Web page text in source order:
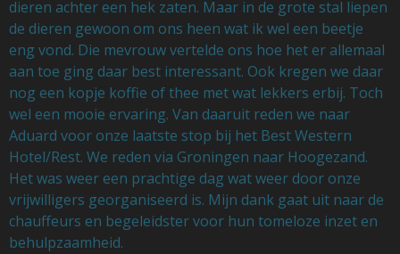
dieren achter een hek zaten. Maar in de grote stal liepen
de dieren gewoon om ons heen wat ik wel een beetje
eng vond. Die mevrouw vertelde ons hoe het er allemaal
aan toe ging daar best interessant. Ook kregen we daar
nog een kopje koffie of thee met wat lekkers erbij. Toch
wel een mooie ervaring. Van daaruit reden we naar
Aduard voor onze laatste stop bij het Best Western
Hotel/Rest. We reden via Groningen naar Hoogezand.
Het was weer een prachtige dag wat weer door onze
vrijwilligers georganiseerd is. Mijn dank gaat uit naar de
chauffeurs en begeleidster voor hun tomeloze inzet en
behulpzaamheid.